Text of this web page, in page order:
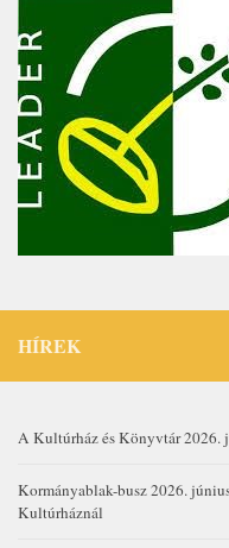
HÍREK
A Kultúrház és Könyvtár 2026.
Kormányablak-busz 2026.
Kultúrháznál